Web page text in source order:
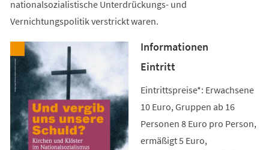
nationalsozialistische Unterdrückungs- und
Vernichtungspolitik verstrickt waren.
Informationen
Eintritt
Eintrittspreise*: Erwachsene
10 Euro, Gruppen ab 16
Personen 8 Euro pro Person,
ermäßigt 5 Euro,